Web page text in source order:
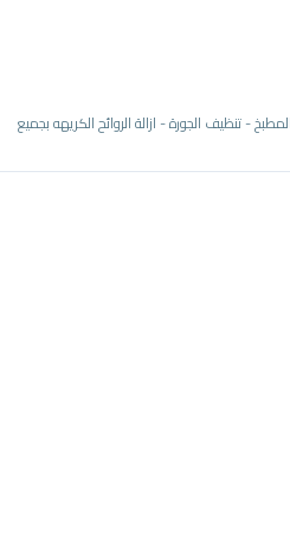
- تنظيف الجورة - ازالة الروائح الكريهه بجميع